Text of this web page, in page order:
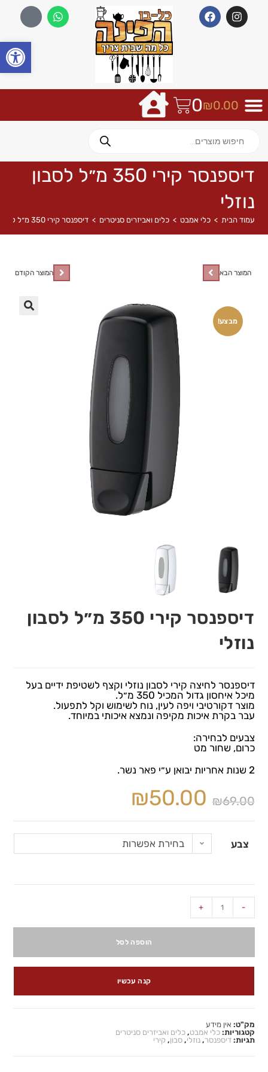
₪0.00
0
דיספנסר קירי 350 מ״ל לסבון
נוזלי
עמוד הבית > כלי אמבט > כלים ואביזרים סניטרים > דיספנסר קירי 350 מ״ל לסבון נוזלי
מבצע!
המוצר הקודם המוצר הבא
דיספנסר קירי 350 מ״ל לסבון
נוזלי
דיספנסר לחיצה קירי לסבון נוזלי וקצף לשטיפת ידיים בעל
מיכל איחסון גדול המכיל 350 מ״ל.
מוצר דקורטיבי ויפה לעין, נוח לשימוש וקל לתפעול.
עבר בקרת איכות מקיפה ונמצא איכותי במיוחד.
צבעים לבחירה:
כרום, שחור מט
2 שנות אחריות יבואן ע״י פאר נשר.
₪69.00
₪50.00
צבע בחירת אפשרות
-
+
הוספה לסל
קנה עכשיו
מק"ט: אין מידע
קטגוריות:כלי אמבט,כלים ואביזרים סניטרים
תגיות:דיספנסר,נוזלי,סבון, קירי